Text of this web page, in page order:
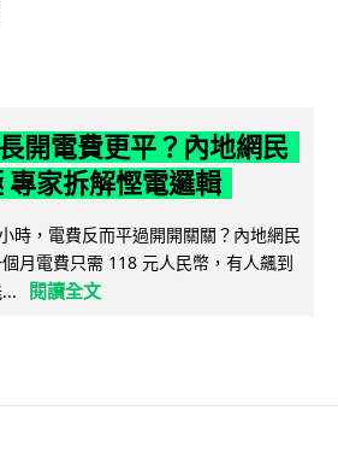
開電費更平？內地網民
專家拆解慳電邏輯
時，電費反而平過開開關關？內地網民
月電費只需 118 元人民幣，有人飆到
閱讀全文